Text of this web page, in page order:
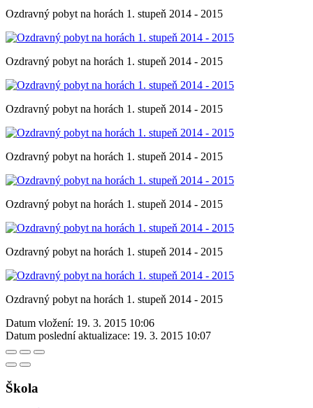
Ozdravný pobyt na horách 1. stupeň 2014 - 2015
Ozdravný pobyt na horách 1. stupeň 2014 - 2015
Ozdravný pobyt na horách 1. stupeň 2014 - 2015
Ozdravný pobyt na horách 1. stupeň 2014 - 2015
Ozdravný pobyt na horách 1. stupeň 2014 - 2015
Ozdravný pobyt na horách 1. stupeň 2014 - 2015
Ozdravný pobyt na horách 1. stupeň 2014 - 2015
Datum vložení: 19. 3. 2015 10:06
Datum poslední aktualizace: 19. 3. 2015 10:07
Škola